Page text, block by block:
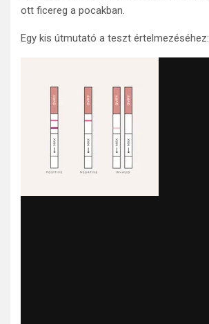
ott ficereg a pocakban.
Egy kis útmutató a teszt értelmezéséhez: